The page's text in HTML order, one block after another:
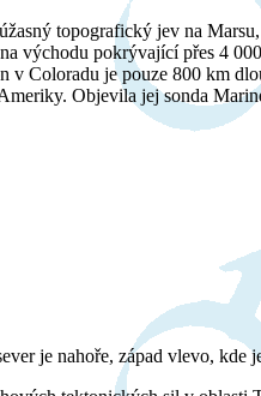
topografický jev na Marsu,
na východu pokrývající přes 4
Coloradu je pouze 800 km
Objevila jej sonda
je nahoře, západ vlevo, kde